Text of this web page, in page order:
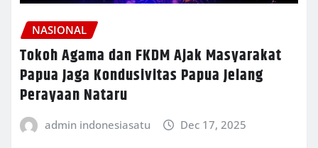
NASIONAL
Tokoh Agama dan FKDM Ajak Masyarakat
Papua Jaga Kondusivitas Papua Jelang
Perayaan Nataru
admin indonesiasatu Dec 17, 2025